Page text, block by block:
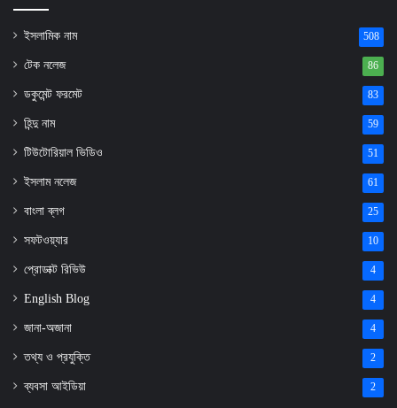
ইসলামিক নাম 508
টেক নলেজ 86
ডকুমেন্ট ফরমেট 83
হিন্দু নাম 59
টিউটোরিয়াল ভিডিও 51
ইসলাম নলেজ 61
বাংলা ব্লগ 25
সফটওয়্যার 10
প্রোডাক্ট রিভিউ 4
English Blog 4
জানা-অজানা 4
তথ্য ও প্রযুক্তি 2
ব্যবসা আইডিয়া 2